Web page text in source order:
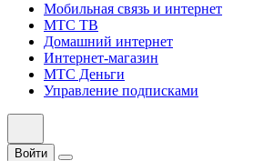
Мобильная связь и интернет
МТС ТВ
Домашний интернет
Интернет-магазин
МТС Деньги
Управление подписками
Войти